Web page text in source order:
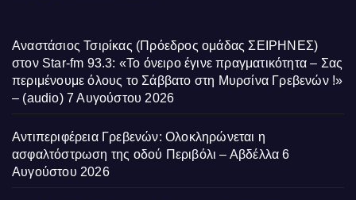
Αναστάσιος Τσιρίκας (Πρόεδρος ομάδας ΣΕΙΡΗΝΕΣ)
στον Star-fm 93.3: «Το όνειρο έγινε πραγματικότητα – Σας
περιμένουμε όλους το Σάββατο στη Μυρσίνα Γρεβενών !»
– (audio) 7 Αυγούστου 2026
Αντιπεριφέρεια Γρεβενών: Ολοκληρώνεται η
ασφαλτόστρωση της οδού Περιβόλι – Αβδέλλα 6
Αυγούστου 2026